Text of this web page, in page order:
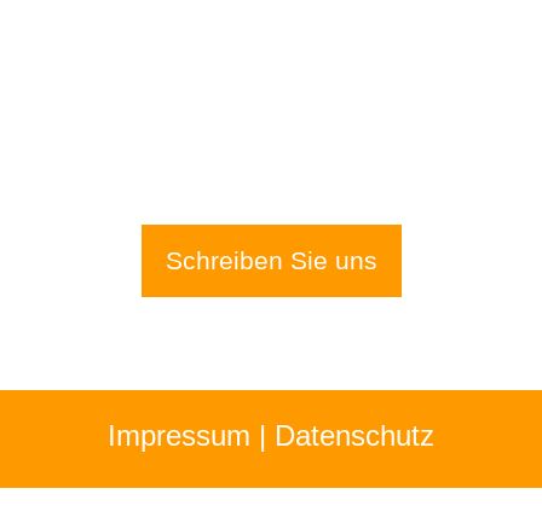
Schreiben Sie uns
Impressum | Datenschutz